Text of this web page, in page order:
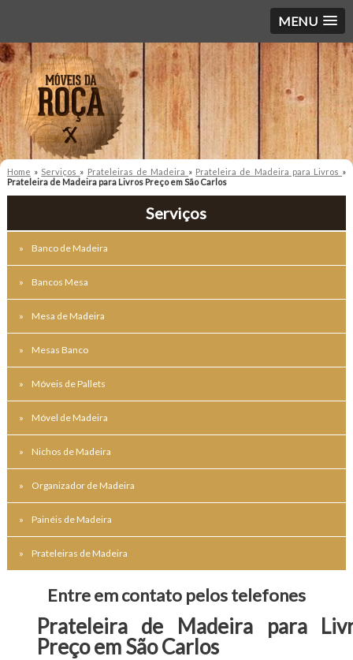
MENU
Home » Serviços » Prateleiras de Madeira » Prateleira de Madeira para Livros »
Prateleira de Madeira para Livros Preço em São Carlos
Serviços
Banco de Madeira
Bancos Mesa
Mesa de Madeira
Mesas Banco
Móveis de Pallets
Móvel de Madeira
Nichos de Madeira
Organizador de Madeira
Painéis de Madeira
Prateleiras de Madeira
Entre em contato pelos telefones
Prateleira de Madeira para
Preço em São Carlos